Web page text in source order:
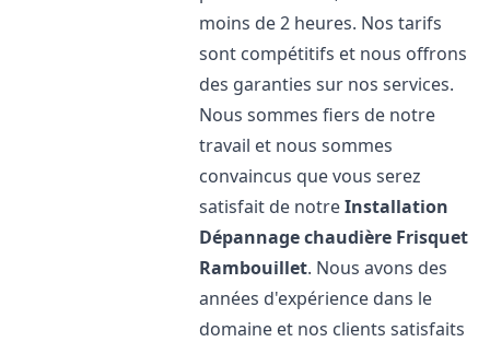
moins de 2 heures. Nos tarifs
sont compétitifs et nous offrons
des garanties sur nos services.
Nous sommes fiers de notre
travail et nous sommes
convaincus que vous serez
satisfait de notreInstallation
Dépannage chaudière Frisquet
Rambouillet. Nous avons des
années d'expérience dans le
domaine et nos clients satisfaits